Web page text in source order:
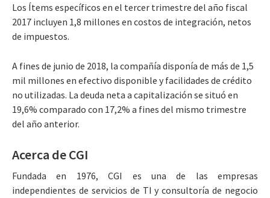
Los Ítems específicos en el tercer trimestre del año fiscal
2017 incluyen 1,8 millones en costos de integración, netos
de impuestos.
A fines de junio de 2018, la compañía disponía de más de 1,5
mil millones en efectivo disponible y facilidades de crédito
no utilizadas. La deuda neta a capitalización se situó en
19,6% comparado con 17,2% a fines del mismo trimestre
del año anterior.
Acerca de CGI
Fundada en 1976, CGI es una de las empresas
independientes de servicios de TI y consultoría de negocio